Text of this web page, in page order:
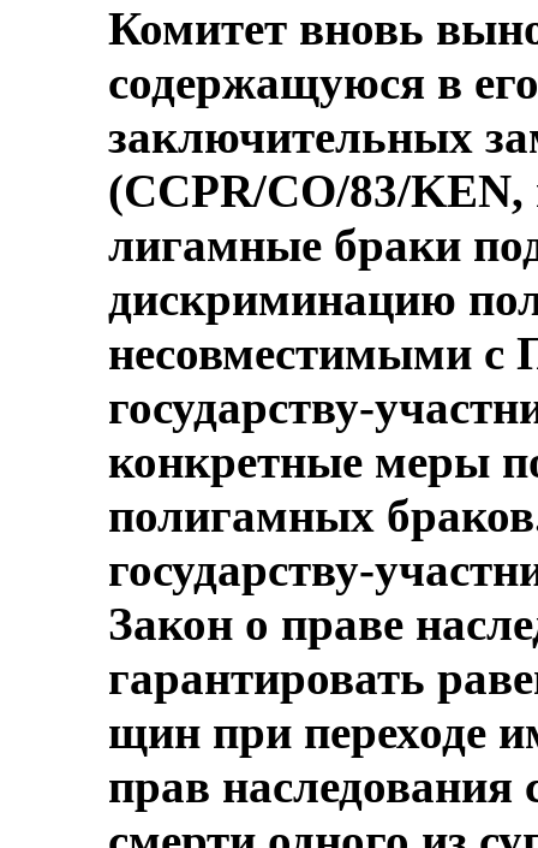
Комитет вновь
содержащуюся в
заключительных
(CCPR/CO/83/KEN,
лигамные браки
дискриминацию
несовместимыми с
государству-
конкретные меры
полигамных
государству-
Закон о праве
гарантировать
щин при переходе
прав наследования